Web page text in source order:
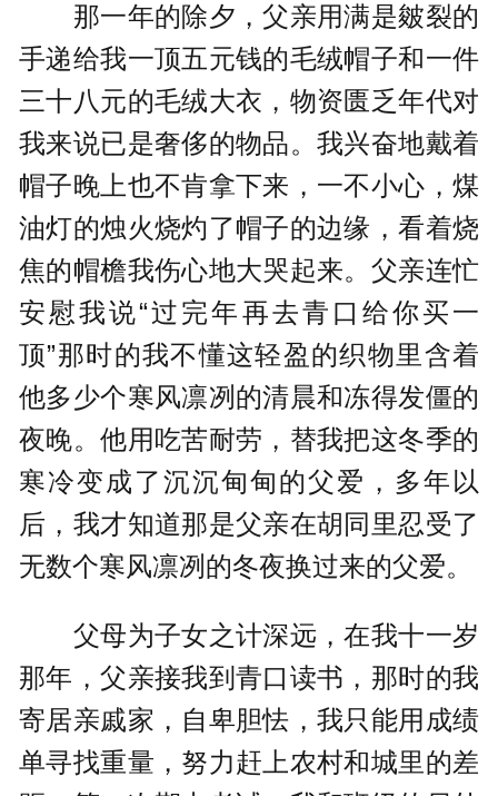
那一年的除夕，父亲用满是皴裂的
手递给我一顶五元钱的毛绒帽子和一件
三十八元的毛绒大衣，物资匮乏年代对
我来说已是奢侈的物品。我兴奋地戴着
帽子晚上也不肯拿下来，一不小心，煤
油灯的烛火烧灼了帽子的边缘，看着烧
焦的帽檐我伤心地大哭起来。父亲连忙
安慰我说“过完年再去青口给你买一
顶”那时的我不懂这轻盈的织物里含着
他多少个寒风凛冽的清晨和冻得发僵的
夜晚。他用吃苦耐劳，替我把这冬季的
寒冷变成了沉沉甸甸的父爱，多年以
后，我才知道那是父亲在胡同里忍受了
无数个寒风凛冽的冬夜换过来的父爱。
父母为子女之计深远，在我十一岁
那年，父亲接我到青口读书，那时的我
寄居亲戚家，自卑胆怯，我只能用成绩
单寻找重量，努力赶上农村和城里的差